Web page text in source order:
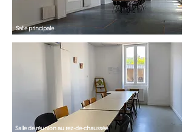
Salle principale
Salle de réunion au rez-de-chaussée